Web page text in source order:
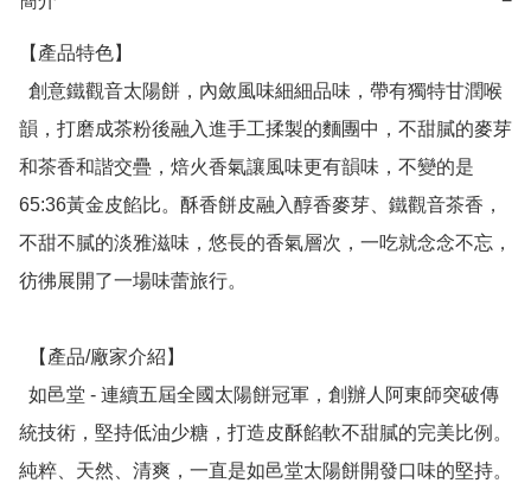
【產品特色】
韻，打磨成茶粉後融入進手工揉製的麵團中，不甜膩的麥芽
和茶香和諧交疊，焙火香氣讓風味更有韻味，不變的是
65:36黃金皮餡比。酥香餅皮融入醇香麥芽、鐵觀音茶香，
不甜不膩的淡雅滋味，悠長的香氣層次，一吃就念念不忘，
彷彿展開了一場味蕾旅行。
統技術，堅持低油少糖，打造皮酥餡軟不甜膩的完美比例。
純粹、天然、清爽，一直是如邑堂太陽餅開發口味的堅持。